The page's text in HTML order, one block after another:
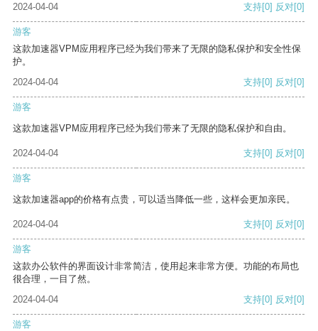
2024-04-04 支持[0] 反对[0]
游客
这款加速器VPM应用程序已经为我们带来了无限的隐私保护和安全性保
护。
2024-04-04
支持[0] 反对[0]
游客
这款加速器VPM应用程序已经为我们带来了无限的隐私保护和自由。
2024-04-04 支持[0] 反对[0]
游客
这款加速器app的价格有点贵，可以适当降低一些，这样会更加亲民。
2024-04-04 支持[0] 反对[0]
游客
这款办公软件的界面设计非常简洁，使用起来非常方便。功能的布局也
很合理，一目了然。
2024-04-04
支持[0] 反对[0]
游客